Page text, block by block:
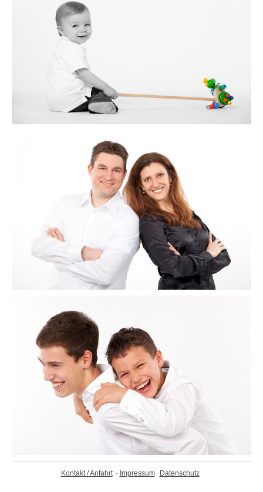
Kontakt / Anfahrt · Impressum Datenschutz